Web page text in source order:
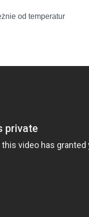
od temperatur